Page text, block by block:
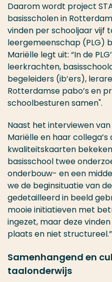
Daarom wordt project
basisscholen in
vinden per schooljaar vijf
leergemeenschap (PLG)
Mariëlle legt uit: “In de
leerkrachten,
begeleiders (ib’ers),
Rotterdamse pabo’s en
schoolbesturen samen".
Naast het interviewen
Mariëlle en haar
kwaliteitskaarten
basisschool twee
onderbouw- en een
we de beginsituatie van
gedetailleerd in beeld
mooie initiatieven met
ingezet, maar deze
plaats en niet structureel.”
Samenhangend en
taalonderwijs